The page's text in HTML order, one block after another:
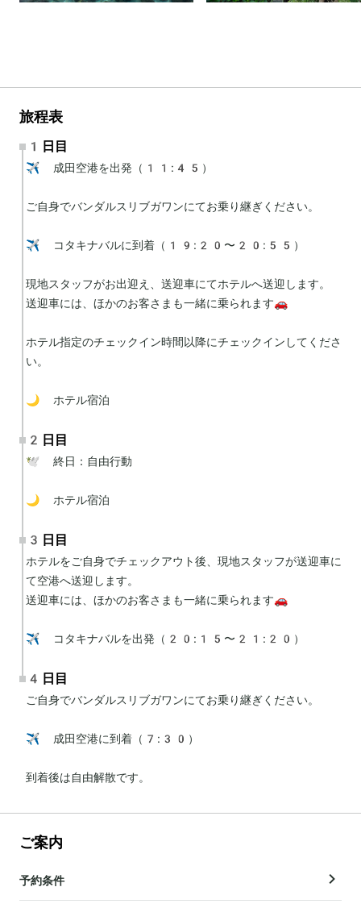
旅程表
1日目
✈️ 成田空港を出発（11:45）
ご自身でバンダルスリブガワンにてお乗り継ぎください。
✈️ コタキナバルに到着（19:20〜20:55）
現地スタッフがお出迎え、送迎車にてホテルへ送迎します。
送迎車には、ほかのお客さまも一緒に乗られます🚗
ホテル指定のチェックイン時間以降にチェックインしてくださ
い。
🌙 ホテル宿泊
2日目
🕊 終日：自由行動
🌙 ホテル宿泊
3日目
ホテルをご自身でチェックアウト後、現地スタッフが送迎車に
て空港へ送迎します。
送迎車には、ほかのお客さまも一緒に乗られます🚗
✈️ コタキナバルを出発（20:15〜21:20）
4日目
ご自身でバンダルスリブガワンにてお乗り継ぎください。
✈️ 成田空港に到着（7:30）
到着後は自由解散です。
ご案内
予約条件